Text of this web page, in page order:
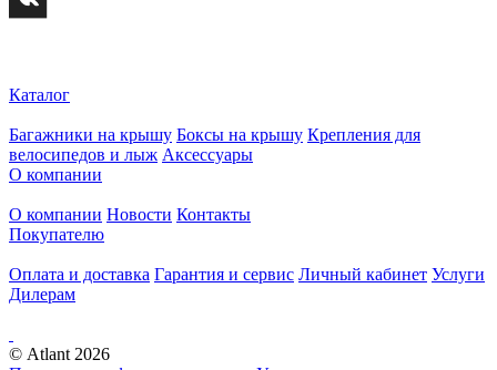
Каталог
Багажники на крышу Боксы на крышу Крепления для
велосипедов и лыж Аксессуары
О компании
О компании Новости Контакты
Покупателю
Оплата и доставка Гарантия и сервис Личный кабинет Услуги
Дилерам
© Atlant 2026